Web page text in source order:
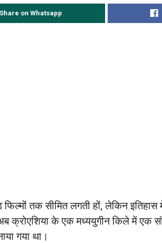
Share on Whatsapp
फिल्मों तक सीमित लगती हों, लेकिन
क्रोएशिया के एक मध्ययुगीन किले में एक
गया था।